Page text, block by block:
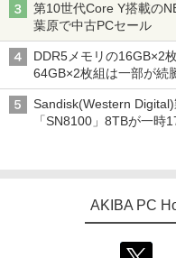
第10世代Core Y搭載の
葉原で中古PCセール
DDR5メモリの16GB×2
64GB×2枚組は一部が
Sandisk(Western
「SN8100」8TBが一
AKIBA PC